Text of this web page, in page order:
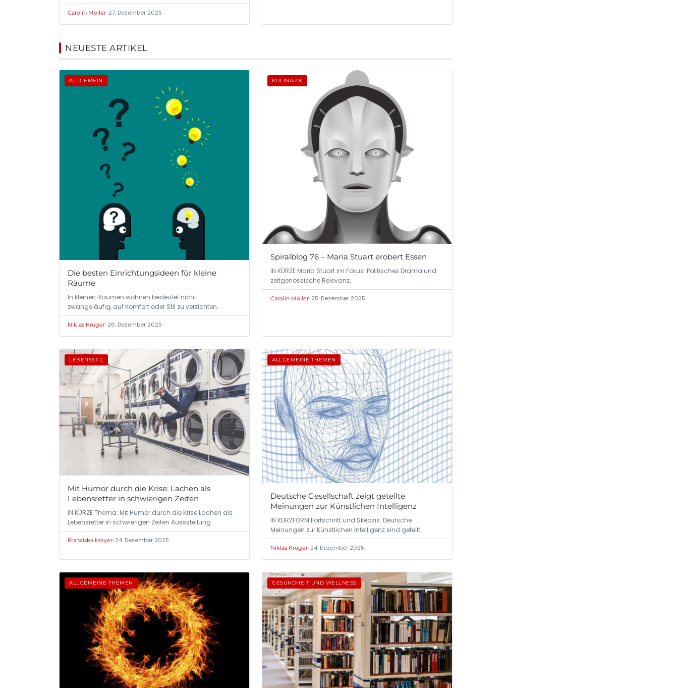
Carolin Möller•27. Dezember 2025
NEUESTE ARTIKEL
ALLGEMEIN
Die besten Einrichtungsideen für kleine
Räume
In kleinen Räumen wohnen bedeutet nicht
zwangsläufig, auf Komfort oder Stil zu verzichten.
Niklas Krüger•26. Dezember 2025
KULINARIK
Spiralblog 76 – Maria Stuart erobert Essen
IN KÜRZE Maria Stuart im Fokus: Politisches Drama und
zeitgenössische Relevanz.
Carolin Möller•25. Dezember 2025
LEBENSSTIL
Mit Humor durch die Krise: Lachen als
Lebensretter in schwierigen Zeiten
IN KÜRZE Thema: Mit Humor durch die Krise Lachen als
Lebensretter in schwierigen Zeiten Aussstellung
Franziska Meyer•24. Dezember 2025
ALLGEMEINE THEMEN
Deutsche Gesellschaft zeigt geteilte
Meinungen zur Künstlichen Intelligenz
IN KURZFORM Fortschritt und Skepsis: Deutsche
Meinungen zur Künstlichen Intelligenz sind geteilt.
Niklas Krüger•24. Dezember 2025
ALLGEMEINE THEMEN GESUNDHEIT UND WELLNESS